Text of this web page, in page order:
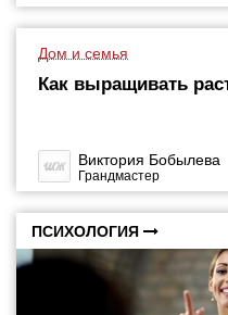
Дом и семья
Как выращивать
Виктория Бобылева
Грандмастер
ПСИХОЛОГИЯ